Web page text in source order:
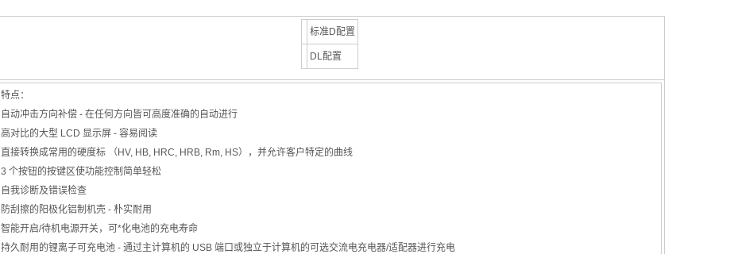
标准D配置
DL配置
特点：
自动冲击方向补偿 - 在任何方向皆可高度准确的自动进行
高对比的大型 LCD 显示屏 - 容易阅读
直接转换成常用的硬度标 （HV, HB, HRC, HRB, Rm, HS），并允许客户特定的曲线
3 个按钮的按键区使功能控制简单轻松
自我诊断及错误检查
防刮擦的阳极化铝制机壳 - 朴实耐用
智能开启/待机电源开关，可*化电池的充电寿命
持久耐用的锂离子可充电池 - 通过主计算机的 USB 端口或独立于计算机的可选交流电充电器/适配器进行充电